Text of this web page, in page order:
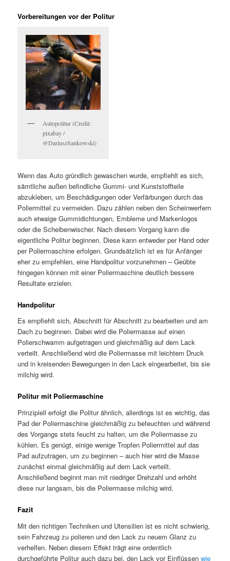
Vorbereitungen vor der Politur
Autopolitur (Credit:
pixabay /
@DariuszSankowski)
Wenn das Auto gründlich gewaschen wurde, empfiehlt es sich,
sämtliche außen befindliche Gummi- und Kunststoffteile
abzukleben, um Beschädigungen oder Verfärbungen durch das
Poliermittel zu vermeiden. Dazu zählen neben den Scheinwerfern
auch etwaige Gummidichtungen, Embleme und Markenlogos
oder die Scheibenwischer. Nach diesem Vorgang kann die
eigentliche Politur beginnen. Diese kann entweder per Hand oder
per Poliermaschine erfolgen. Grundsätzlich ist es für Anfänger
eher zu empfehlen, eine Handpolitur vorzunehmen – Geübte
hingegen können mit einer Poliermaschine deutlich bessere
Resultate erzielen.
Handpolitur
Es empfiehlt sich, Abschnitt für Abschnitt zu bearbeiten und am
Dach zu beginnen. Dabei wird die Poliermasse auf einen
Polierschwamm aufgetragen und gleichmäßig auf dem Lack
verteilt. Anschließend wird die Poliermasse mit leichtem Druck
und in kreisenden Bewegungen in den Lack eingearbeitet, bis sie
milchig wird.
Politur mit Poliermaschine
Prinzipiell erfolgt die Politur ähnlich, allerdings ist es wichtig, das
Pad der Poliermaschine gleichmäßig zu befeuchten und während
des Vorgangs stets feucht zu halten, um die Poliermasse zu
kühlen. Es genügt, einige wenige Tropfen Poliermittel auf das
Pad aufzutragen, um zu beginnen – auch hier wird die Masse
zunächst einmal gleichmäßig auf dem Lack verteilt.
Anschließend beginnt man mit niedriger Drehzahl und erhöht
diese nur langsam, bis die Poliermasse milchig wird.
Fazit
Mit den richtigen Techniken und Utensilien ist es nicht schwierig,
sein Fahrzeug zu polieren und den Lack zu neuem Glanz zu
verhelfen. Neben diesem Effekt trägt eine ordentlich
durchgeführte Politur auch dazu bei, den Lack vor Einflüssenwie